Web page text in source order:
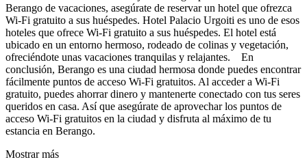
Berango de vacaciones, asegúrate de reservar un hotel que ofrezca
Wi-Fi gratuito a sus huéspedes. Hotel Palacio Urgoiti es uno de esos
hoteles que ofrece Wi-Fi gratuito a sus huéspedes. El hotel está
ubicado en un entorno hermoso, rodeado de colinas y vegetación,
ofreciéndote unas vacaciones tranquilas y relajantes. En
conclusión, Berango es una ciudad hermosa donde puedes encontrar
fácilmente puntos de acceso Wi-Fi gratuitos. Al acceder a Wi-Fi
gratuito, puedes ahorrar dinero y mantenerte conectado con tus seres
queridos en casa. Así que asegúrate de aprovechar los puntos de
acceso Wi-Fi gratuitos en la ciudad y disfruta al máximo de tu
estancia en Berango.
Mostrar más